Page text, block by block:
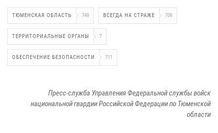
ТЮМЕНСКАЯ ОБЛАСТЬ 749 ВСЕГДА НА СТРАЖЕ 709
ТЕРРИТОРИАЛЬНЫЕ ОРГАНЫ 7
ОБЕСПЕЧЕНИЕ БЕЗОПАСНОСТИ 711
Пресс-служба Управления Федеральной службы войск
национальной гвардии Российской Федерации по Тюменской
области